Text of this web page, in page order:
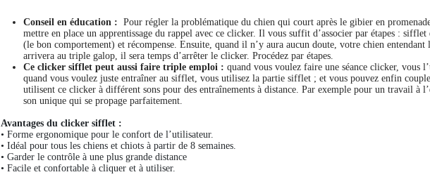
Conseil en éducation : Pour régler la problématique du chien qui court après le gibier en
mettre en place un apprentissage du rappel avec ce clicker. Il vous suffit d’associer par étapes :
(le bon comportement) et récompense. Ensuite, quand il n’y aura aucun doute, votre chien
arrivera au triple galop, il sera temps d’arrêter le clicker. Procédez par étapes.
Ce clicker sifflet peut aussi faire triple emploi : quand vous voulez faire une séance clicker, vous
quand vous voulez juste entraîner au sifflet, vous utilisez la partie sifflet ; et vous pouvez enfin
utilisent ce clicker à différent sons pour des entraînements à distance. Par exemple pour un travail à
son unique qui se propage parfaitement.
Avantages du clicker sifflet :
• Forme ergonomique pour le confort de l’utilisateur.
• Idéal pour tous les chiens et chiots à partir de 8 semaines.
• Garder le contrôle à une plus grande distance
• Facile et confortable à cliquer et à utiliser.